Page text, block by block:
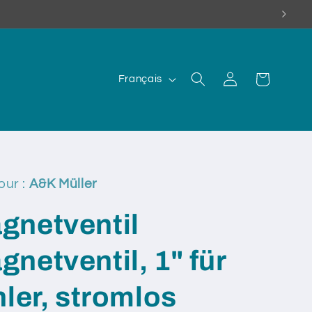
Français ConnexionPanier
: A&K Müller
1" für
stromlos